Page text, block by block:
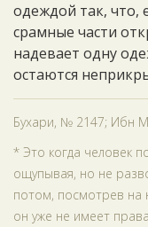
одеждой так, что,
срамные части
надевает одну
остаются
Бухари, № 2147; Ибн
* Это когда человек
ощупывая, но не
потом, посмотрев на
он уже не имеет